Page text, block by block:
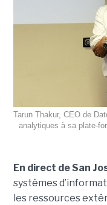
Tarun Thakur, CEO de
analytiques à sa plate-
En direct de San
systèmes
les ressources